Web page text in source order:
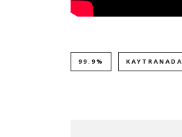
99.9% KAYTRANADA